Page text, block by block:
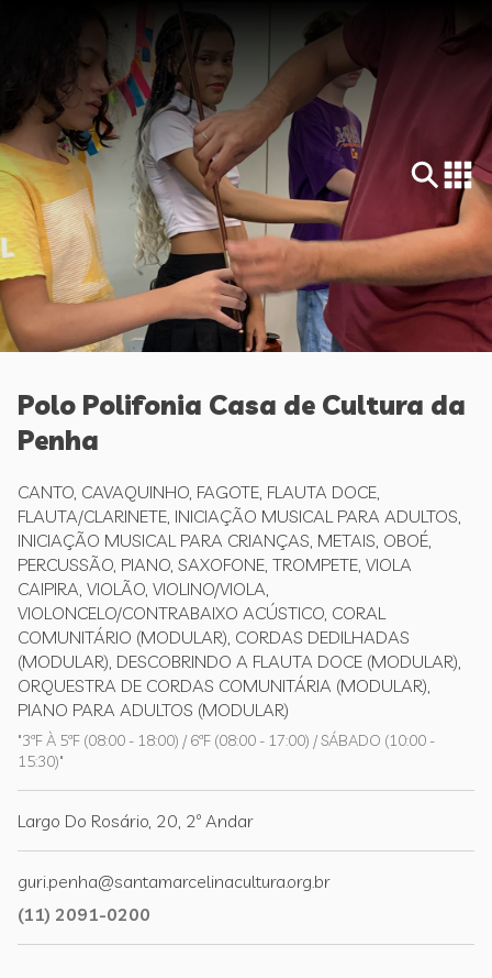
Polo Polifonia Casa de Cultura da
Penha
CANTO, CAVAQUINHO, FAGOTE, FLAUTA DOCE,
FLAUTA/CLARINETE, INICIAÇÃO MUSICAL PARA ADULTOS,
INICIAÇÃO MUSICAL PARA CRIANÇAS, METAIS, OBOÉ,
PERCUSSÃO, PIANO, SAXOFONE, TROMPETE, VIOLA
CAIPIRA, VIOLÃO, VIOLINO/VIOLA,
VIOLONCELO/CONTRABAIXO ACÚSTICO, CORAL
COMUNITÁRIO (MODULAR), CORDAS DEDILHADAS
(MODULAR), DESCOBRINDO A FLAUTA DOCE (MODULAR),
ORQUESTRA DE CORDAS COMUNITÁRIA (MODULAR),
PIANO PARA ADULTOS (MODULAR)
"3ªF À 5ªF (08:00 - 18:00) / 6ªF (08:00 - 17:00) / SÁBADO (10:00 -
15:30)"
Largo Do Rosário, 20, 2º Andar
guri.penha@santamarcelinacultura.org.br
(11) 2091-0200